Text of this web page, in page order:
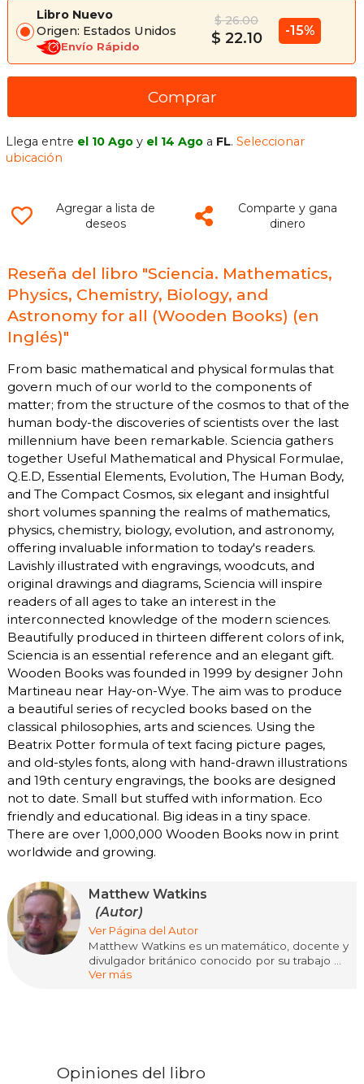
Libro Nuevo
Origen: Estados Unidos
Envío Rápido
$ 26.00
$ 22.10 -15%
Comprar
Llega entre el 10 Ago y el 14 Ago a FL.Seleccionar
ubicación
Agregar a lista de
deseos
Comparte y gana
dinero
Reseña del libro "Sciencia. Mathematics,
Physics, Chemistry, Biology, and
Astronomy for all (Wooden Books) (en
Inglés)"
From basic mathematical and physical formulas that
govern much of our world to the components of
matter; from the structure of the cosmos to that of the
human body-the discoveries of scientists over the last
millennium have been remarkable. Sciencia gathers
together Useful Mathematical and Physical Formulae,
Q.E.D, Essential Elements, Evolution, The Human Body,
and The Compact Cosmos, six elegant and insightful
short volumes spanning the realms of mathematics,
physics, chemistry, biology, evolution, and astronomy,
offering invaluable information to today's readers.
Lavishly illustrated with engravings, woodcuts, and
original drawings and diagrams, Sciencia will inspire
readers of all ages to take an interest in the
interconnected knowledge of the modern sciences.
Beautifully produced in thirteen different colors of ink,
Sciencia is an essential reference and an elegant gift.
Wooden Books was founded in 1999 by designer John
Martineau near Hay-on-Wye. The aim was to produce
a beautiful series of recycled books based on the
classical philosophies, arts and sciences. Using the
Beatrix Potter formula of text facing picture pages,
and old-styles fonts, along with hand-drawn illustrations
and 19th century engravings, the books are designed
not to date. Small but stuffed with information. Eco
friendly and educational. Big ideas in a tiny space.
There are over 1,000,000 Wooden Books now in print
worldwide and growing.
Matthew Watkins
(Autor)
Ver Página del Autor
Matthew Watkins es un matemático, docente y
divulgador británico conocido por su trabajo en
educación matemática y comunicación
accesibles que simplifican conceptos
Ver más
Opiniones del libro